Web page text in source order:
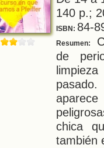
140 p.;
ISBN: 84-
Resumen:
de
chica
también